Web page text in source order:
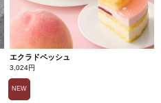
エクラドペッシュ
3,024円
NEW